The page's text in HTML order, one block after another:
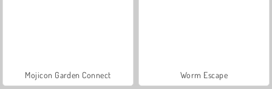
Mojicon Garden Connect Worm Escape